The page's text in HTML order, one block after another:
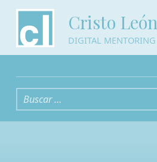
Cristo León
DIGITAL MENTORING
Buscar: